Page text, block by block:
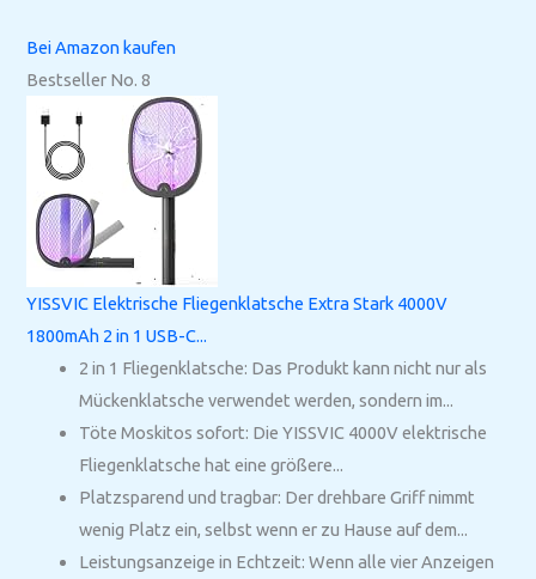
Bei Amazon kaufen
Bestseller No. 8
YISSVIC Elektrische Fliegenklatsche Extra Stark 4000V
1800mAh 2 in 1 USB-C...
2 in 1 Fliegenklatsche: Das Produkt kann nicht nur als
Mückenklatsche verwendet werden, sondern im...
Töte Moskitos sofort: Die YISSVIC 4000V elektrische
Fliegenklatsche hat eine größere...
Platzsparend und tragbar: Der drehbare Griff nimmt
wenig Platz ein, selbst wenn er zu Hause auf dem...
Leistungsanzeige in Echtzeit: Wenn alle vier Anzeigen